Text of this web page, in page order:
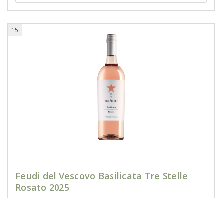
15
Feudi del Vescovo Basilicata Tre Stelle
Rosato 2025